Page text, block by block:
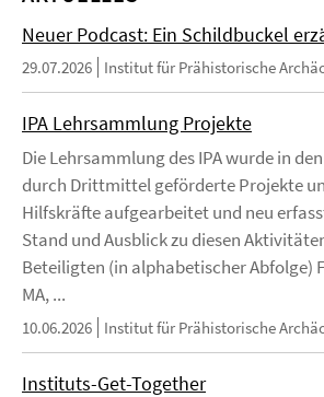
Neuer Podcast: Ein Schildbuckel
29.07.2026 Institut für Prähistorische
IPA Lehrsammlung Projekte
Die Lehrsammlung des IPA wurde in
durch Drittmittel geförderte Projekte
Hilfskräfte aufgearbeitet und neu
Stand und Ausblick zu diesen
Beteiligten (in alphabetischer Abfolge)
MA, ...
10.06.2026 Institut für Prähistorische
Instituts-Get-Together